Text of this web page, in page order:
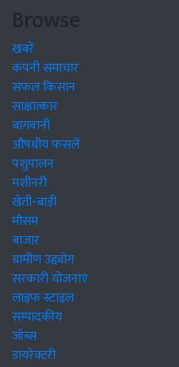
Browse
खबरें
कंपनी समाचार
सफल किसान
साक्षात्कार
बागवानी
औषधीय फसलें
पशुपालन
मशीनरी
खेती-बाड़ी
मौसम
बाजार
ग्रामीण उद्द्योग
सरकारी योजनाएं
लाइफ स्टाइल
सम्पादकीय
जॉब्स
डायरेक्टरी